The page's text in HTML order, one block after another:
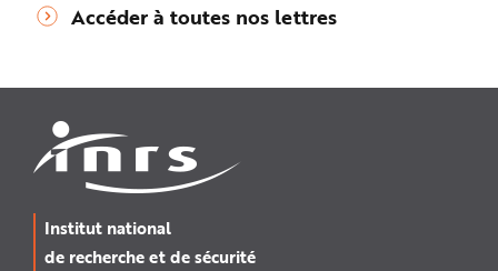
Accéder à toutes nos lettres
Institut national
de recherche et de sécurité